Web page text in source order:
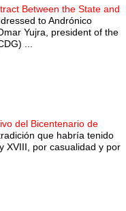
Between the State and
to Andrónico
Yujra, president of the
...
del Bicentenario de
que habría tenido
XVIII, por casualidad y por